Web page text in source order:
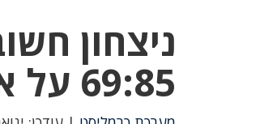
ניצחון
69:85 על אליצור אשקלון